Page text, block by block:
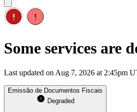
Some services are
Last updated on Aug 7, 2026 at 2:45pm
Emissão de Documentos Fiscais
Degraded